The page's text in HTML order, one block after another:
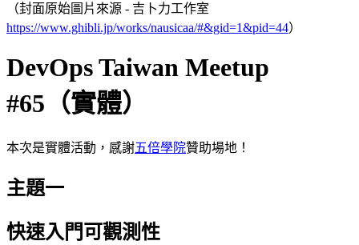
（封面原始圖片來源 - 吉卜力工作室
https://www.ghibli.jp/works/nausicaa/#&gid=1&pid=44）
DevOps Taiwan Meetup
#65（實體）
本次是實體活動，感謝五倍學院贊助場地！
主題一
快速入門可觀測性